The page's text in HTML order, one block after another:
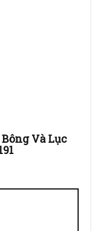
Và Lục